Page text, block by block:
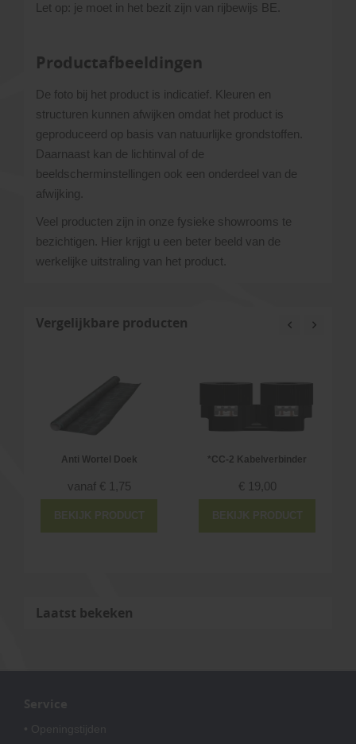
Let op: je moet in het bezit zijn van rijbewijs BE.
Productafbeeldingen
De foto bij het product is indicatief. Kleuren en
structuren kunnen afwijken omdat het product is
geproduceerd op basis van natuurlijke grondstoffen.
Daarnaast kan de lichtinval of de
beeldscherminstellingen ook een onderdeel van de
afwijking.
Veel producten zijn in onze fysieke showrooms te
bezichtigen. Hier krijgt u een beter beeld van de
werkelijke uitstraling van het product.
Vergelijkbare producten
Anti Wortel Doek
vanaf € 1,75
BEKIJK PRODUCT
*CC-2 Kabelverbinder
€ 19,00
BEKIJK PRODUCT
Laatst bekeken